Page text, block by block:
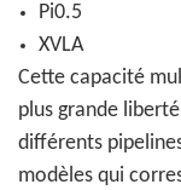
Pi0.5
XVLA
Cette capacité
plus grande
différents
modèles qui